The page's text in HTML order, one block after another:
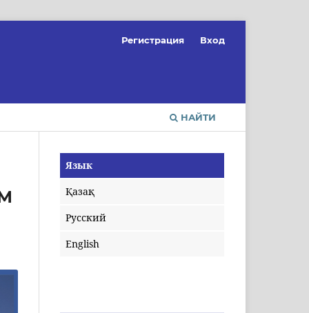
НАЙТИ
Регистрация Вход
Язык
Қазақ
Русский
English